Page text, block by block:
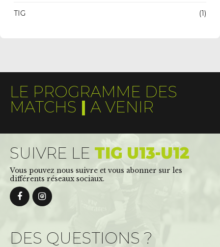
TIG (1)
LE PROGRAMME DES
MATCHS | A VENIR
SUIVRE LE TIG U13-U12
Vous pouvez nous suivre et vous abonner sur les
différents réseaux sociaux.
DES QUESTIONS ?